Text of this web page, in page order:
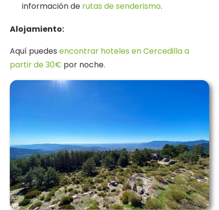
información de rutas de senderismo.
Alojamiento:
Aquí puedes encontrar hoteles en Cercedilla a
partir de 30€ por noche.